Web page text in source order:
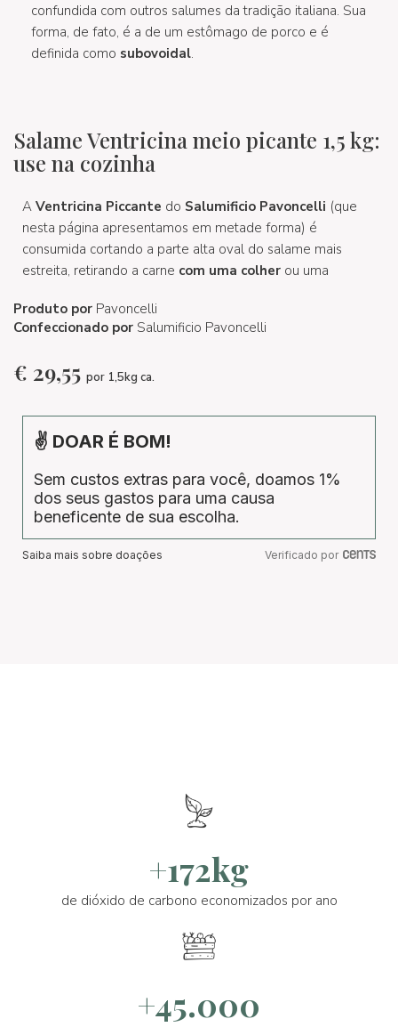
confundida com outros salumes da tradição italiana. Sua
forma, de fato, é a de um estômago de porco e é
definida como subovoidal.
Salame Ventricina meio picante 1,5 kg:
use na cozinha
A Ventricina Piccante do Salumificio Pavoncelli (que
nesta página apresentamos em metade forma) é
consumida cortando a parte alta oval do salame mais
estreita, retirando a carne com uma colher ou uma
Produto por Pavoncelli
Confeccionado por Salumificio Pavoncelli
€ 29,55 por 1,5kg ca.
✌ DOAR É BOM!
Sem custos extras para você, doamos 1%
dos seus gastos para uma causa
beneficente de sua escolha.
Saiba mais sobre doações Verificado por
+172kg
de dióxido de carbono economizados por ano
+45.000